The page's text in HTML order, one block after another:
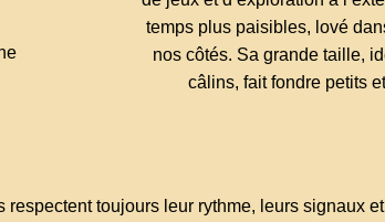
temps plus paisibles, lové
nos côtés. Sa grande taille,
câlins, fait fondre petits
respectent toujours leur rythme, leurs signaux